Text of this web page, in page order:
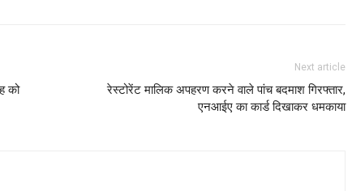
को
Next article
रेस्टोरेंट मालिक अपहरण करने वाले पांच बदमाश गिरफ्तार,
एनआईए का कार्ड दिखाकर धमकाया